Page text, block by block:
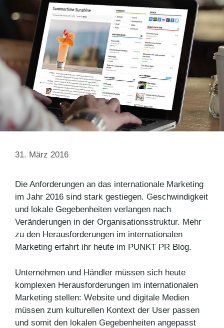
31. März 2016
Die Anforderungen an das internationale Marketing
im Jahr 2016 sind stark gestiegen. Geschwindigkeit
und lokale Gegebenheiten verlangen nach
Veränderungen in der Organisationsstruktur. Mehr
zu den Herausforderungen im internationalen
Marketing erfahrt ihr heute im PUNKT PR Blog.
Unternehmen und Händler müssen sich heute
komplexen Herausforderungen im internationalen
Marketing stellen: Website und digitale Medien
müssen zum kulturellen Kontext der User passen
und somit den lokalen Gegebenheiten angepasst